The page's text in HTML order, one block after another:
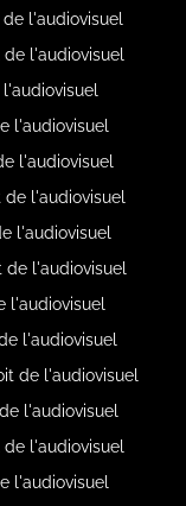
l'audiovisuel
l'audiovisuel
l'audiovisuel
l'audiovisuel
l'audiovisuel
l'audiovisuel
l'audiovisuel
l'audiovisuel
l'audiovisuel
de l'audiovisuel
l'audiovisuel
l'audiovisuel
l'audiovisuel